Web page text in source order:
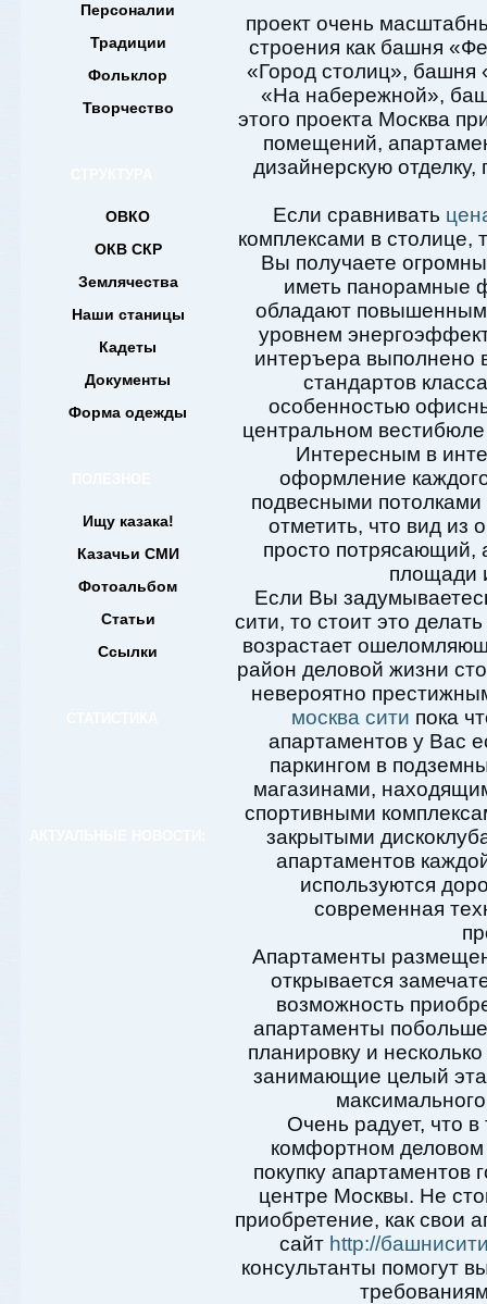
Персоналии
Традиции
Фольклор
Творчество
ОВКО
ОКВ СКР
Землячества
Наши станицы
Кадеты
Документы
Форма одежды
Ищу казака!
Казачьи СМИ
Фотоальбом
Статьи
Ссылки
проект очень
строения как башня
«Город столиц»,
«На набережной»,
этого проекта Москва
помещений,
дизайнерскую отделку,
Если сравнивать
комплексами в
Вы получаете
иметь панорамные
обладают
уровнем
интеръера выполнено
стандартов
особенностью
центральном
Интересным в
оформление
подвесными потолками
отметить, что вид из
просто
площади
Если Вы
сити, то стоит это
возрастает
район деловой жизни
невероятно
москва сити пока
апартаментов у Вас
паркингом в
магазинами,
спортивными
закрытыми
апартаментов
используются
современная
Апартаменты
открывается
возможность
апартаменты
планировку и
занимающие целый
Очень радует, что
комфортном
покупку апартаментов
центре Москвы. Не
приобретение, как свои
сайт http://
консультанты помогут